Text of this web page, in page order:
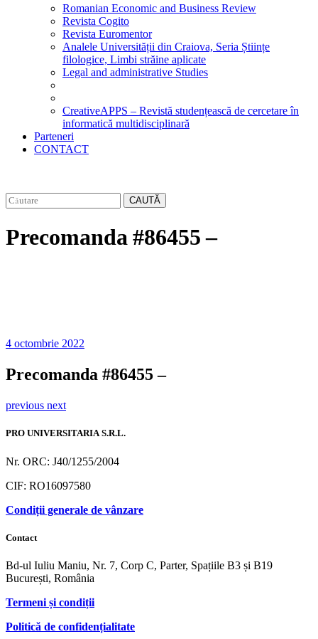
Romanian Economic and Business Review
Revista Cogito
Revista Euromentor
Analele Universității din Craiova, Seria Științe
filologice, Limbi străine aplicate
Legal and administrative Studies
CreativeAPPS – Revistă studențească de cercetare în
informatică multidisciplinară
Parteneri
CONTACT
CAUTĂ
Precomanda #86455 –
4 octombrie 2022
Precomanda #86455 –
previous next
PRO UNIVERSITARIA S.R.L.
Nr. ORC: J40/1255/2004
CIF: RO16097580
Condiții generale de vânzare
Contact
Bd-ul Iuliu Maniu, Nr. 7, Corp C, Parter, Spațiile B3 și B19
București, România
Termeni și condiții
Politică de confidențialitate